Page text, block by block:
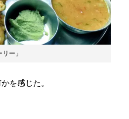
ー」
を感じた。